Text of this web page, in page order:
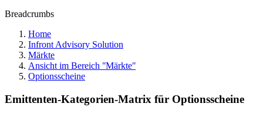
Breadcrumbs
Home
Infront Advisory Solution
Märkte
Ansicht im Bereich ʺMärkteʺ
Optionsscheine
Emittenten-Kategorien-Matrix für Optionsscheine